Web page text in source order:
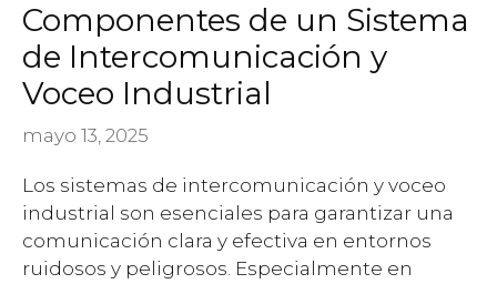
Componentes de un Sistema
de Intercomunicación y
Voceo Industrial
mayo 13, 2025
Los sistemas de intercomunicación y voceo
industrial son esenciales para garantizar una
comunicación clara y efectiva en entornos
ruidosos y peligrosos. Especialmente en